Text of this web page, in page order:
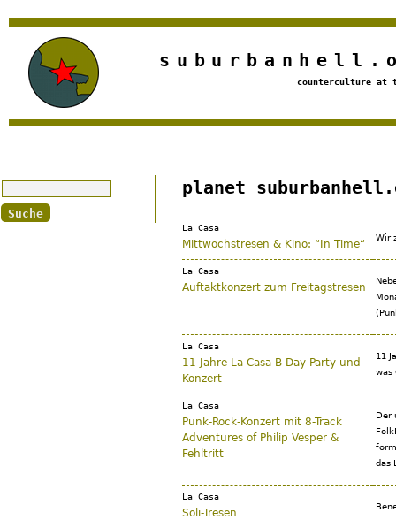
Jump to navigation
counterculture at
planet
La Casa
Mittwochstresen & Kino: “In Time“
Wir
La Casa
Auftaktkonzert zum Freitagstresen
La Casa
11 Jahre La Casa B-Day-Party und
Konzert
11
was
La Casa
Punk-Rock-Konzert mit 8-Track
Adventures of Philip Vesper &
Fehltritt
Der
das
La Casa
Soli-Tresen
Suche